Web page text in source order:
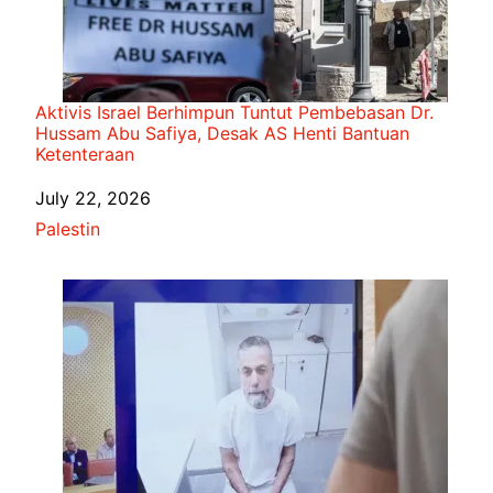
Aktivis Israel Berhimpun Tuntut Pembebasan Dr.
Hussam Abu Safiya, Desak AS Henti Bantuan
Ketenteraan
Date
July 22, 2026
In relation to
Palestin